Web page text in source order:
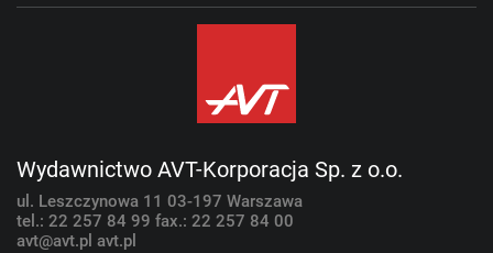
Wydawnictwo AVT-Korporacja Sp. z o.o.
ul. Leszczynowa 11 03-197 Warszawa
tel.: 22 257 84 99 fax.: 22 257 84 00
avt@avt.pl avt.pl